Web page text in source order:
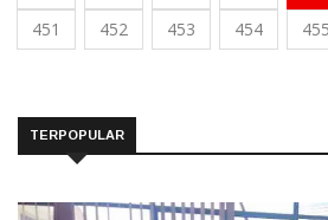
451
452 453 454 455
TERPOPULAR